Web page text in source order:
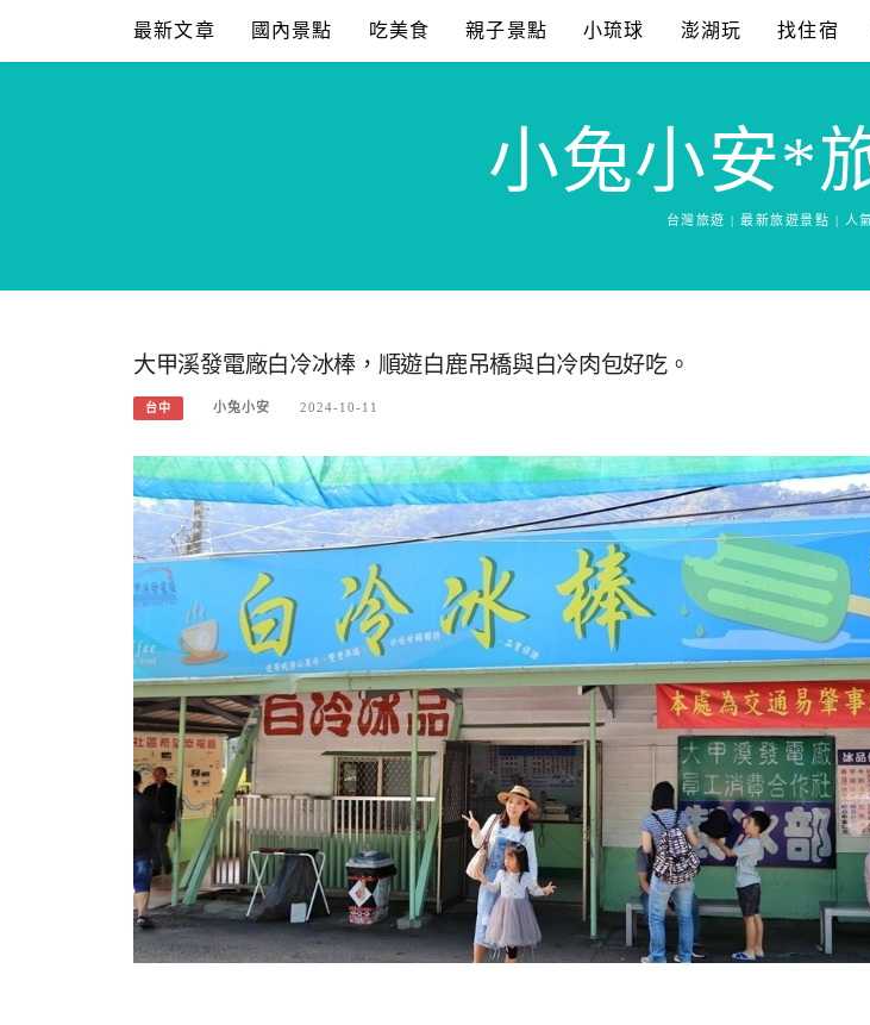
content
最新文章 國內景點 吃美食 親子景點 小琉球 澎湖玩 找住宿
小兔小安*
台灣旅遊 | 最新旅遊景點 | 人
大甲溪發電廠白冷冰棒，順遊白鹿吊橋與白冷肉包好吃。
台中 小兔小安 2024-10-11